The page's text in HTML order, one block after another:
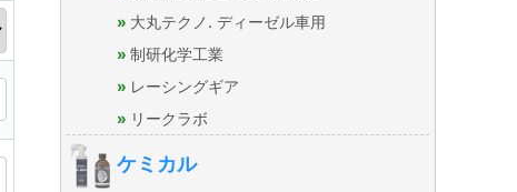
大丸テクノ. ディーゼル車用
制研化学工業
レーシングギア
リークラボ
ケミカル